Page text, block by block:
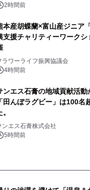
2時間前
本産胡蝶蘭×富山産ジニア
支援チャリティーワーク
ラワーライフ振興協議会
4時間前
ンエス石膏の地域貢献活
「田んぼラグビー」は100
ンエス石膏株式会社
5時間前